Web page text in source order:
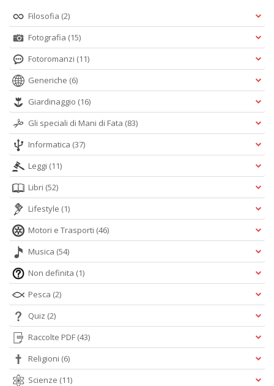
Filosofia (2)
Fotografia (15)
Fotoromanzi (11)
Generiche (6)
Giardinaggio (16)
Gli speciali di Mani di Fata (83)
Informatica (37)
Leggi (11)
Libri (52)
Lifestyle (1)
Motori e Trasporti (46)
Musica (54)
Non definita (1)
Pesca (2)
Quiz (2)
Raccolte PDF (43)
Religioni (6)
Scienze (11)